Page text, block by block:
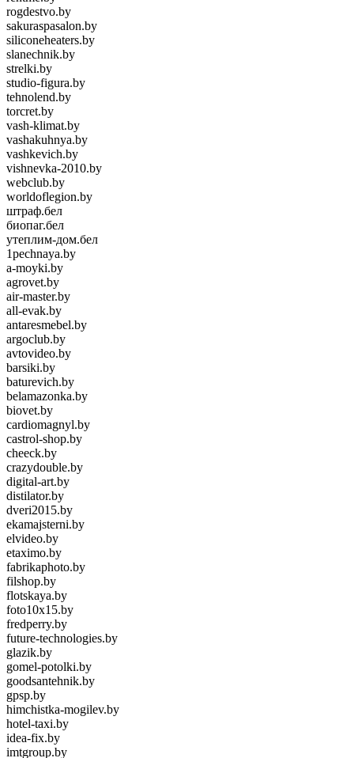
rogdestvo.by
sakuraspasalon.by
siliconeheaters.by
slanechnik.by
strelki.by
studio-figura.by
tehnolend.by
torcret.by
vash-klimat.by
vashakuhnya.by
vashkevich.by
vishnevka-2010.by
webclub.by
worldoflegion.by
штраф.бел
биопаг.бел
утеплим-дом.бел
1pechnaya.by
a-moyki.by
agrovet.by
air-master.by
all-evak.by
antaresmebel.by
argoclub.by
avtovideo.by
barsiki.by
baturevich.by
belamazonka.by
biovet.by
cardiomagnyl.by
castrol-shop.by
cheeck.by
crazydouble.by
digital-art.by
distilator.by
dveri2015.by
ekamajsterni.by
elvideo.by
etaximo.by
fabrikaphoto.by
filshop.by
flotskaya.by
foto10x15.by
fredperry.by
future-technologies.by
glazik.by
gomel-potolki.by
goodsantehnik.by
gpsp.by
himchistka-mogilev.by
hotel-taxi.by
idea-fix.by
imtgroup.by